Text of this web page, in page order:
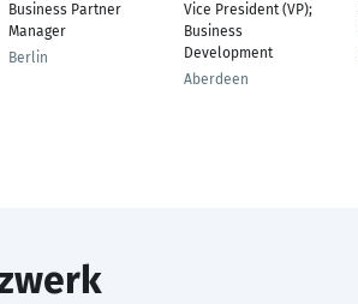
Business Partner
Manager
Berlin
Vice President (VP);
Business
Development
Aberdeen